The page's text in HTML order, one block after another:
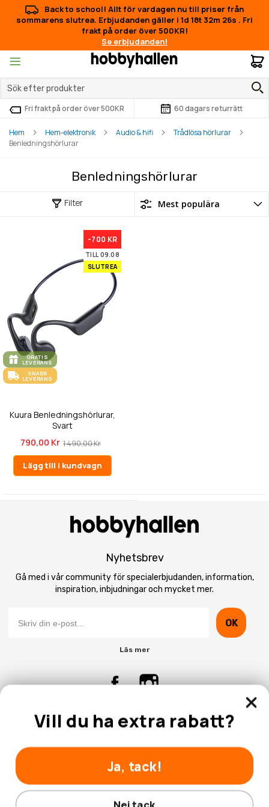
Back to school! Allt för vardagen nu till priser från
sommarens slutrea. Erbjudanden gäller i 1d 18t 32m 26s . Fri
frakt på order över 500KR!
Se erbjudanden!
Fri frakt på order över 500KR 60 dagars returrätt
Hem Hem-elektronik Audio & hifi
Trådlösa hörlurar
Benledningshörlurar
Benledningshörlurar
Filter
-700 KR
TILL 09.08
SLUTREA
GRATIS
LEVERANS
SNABB
LEVERANS
Kuura Benledningshörlurar,
Svart
790,00 Kr 1 490,00 Kr
Lägg till i kundvagn
Nyhetsbrev
Gå med i vår community för specialerbjudanden, information,
inspiration, inbjudningar och mycket mer.
OK
Läs mer
Kontakta Oss
Vill du ha extra rabatt?
Ja, tack!
Nej tack